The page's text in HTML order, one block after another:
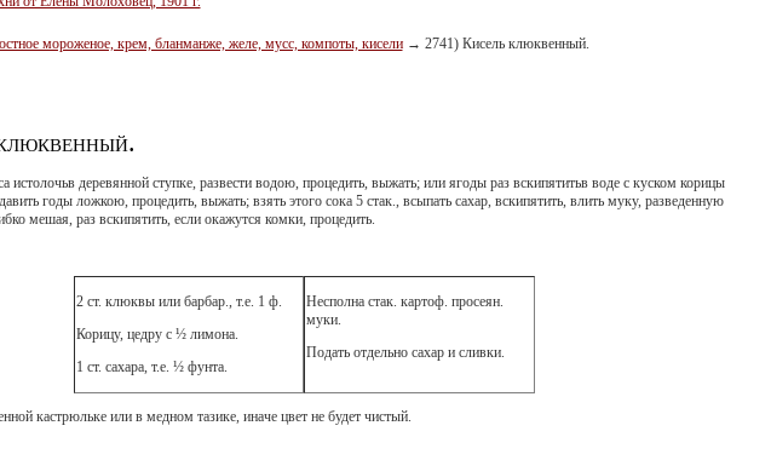
мороженое, крем, бланманже, желе, мусс, компоты, кисели → 2741) Кисель клюквенный.
истолочьв деревянной ступке, развести водою, процедить, выжать; или ягоды раз вскипятитьв воде с куском корицы
годы ложкою, процедить, выжать; взять этого сока 5 стак., всыпать сахар, вскипятить, влить муку, разведенную
мешая, раз вскипятить, если окажутся комки, процедить.
2 ст. клюквы или барбар., т.е. 1 ф.
Корицу, цедру с ½ лимона.
1 ст. сахара, т.е. ½ фунта.
Несполна стак. картоф. просеян.
муки.
Подать отдельно сахар и сливки.
кастрюльке или в медном тазике, иначе цвет не будет чистый.